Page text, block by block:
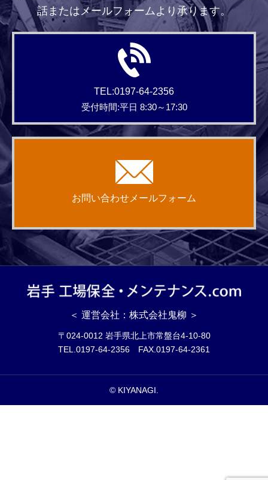
話またはメールフォームより承ります。
TEL:0197-64-2356
受付時間:平日 8:30～17:30
お問い合わせメールフォーム
＜ 運営会社：株式会社鬼柳 ＞
〒024-0012 岩手県北上市常盤台4-10-80
TEL.0197-64-2356 FAX.0197-64-2361
© KIYANAGI.